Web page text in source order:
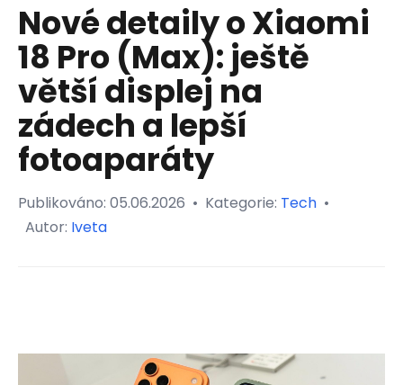
Nové detaily o Xiaomi
18 Pro (Max): ještě
větší displej na
zádech a lepší
fotoaparáty
Publikováno: 05.06.2026 • Kategorie: Tech •
Autor: Iveta